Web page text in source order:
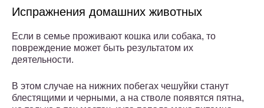
Испражнения домашних животных
Если в семье проживают кошка или собака, то
повреждение может быть результатом их
деятельности.
В этом случае на нижних побегах чешуйки станут
блестящими и черными, а на стволе появятся пятна,